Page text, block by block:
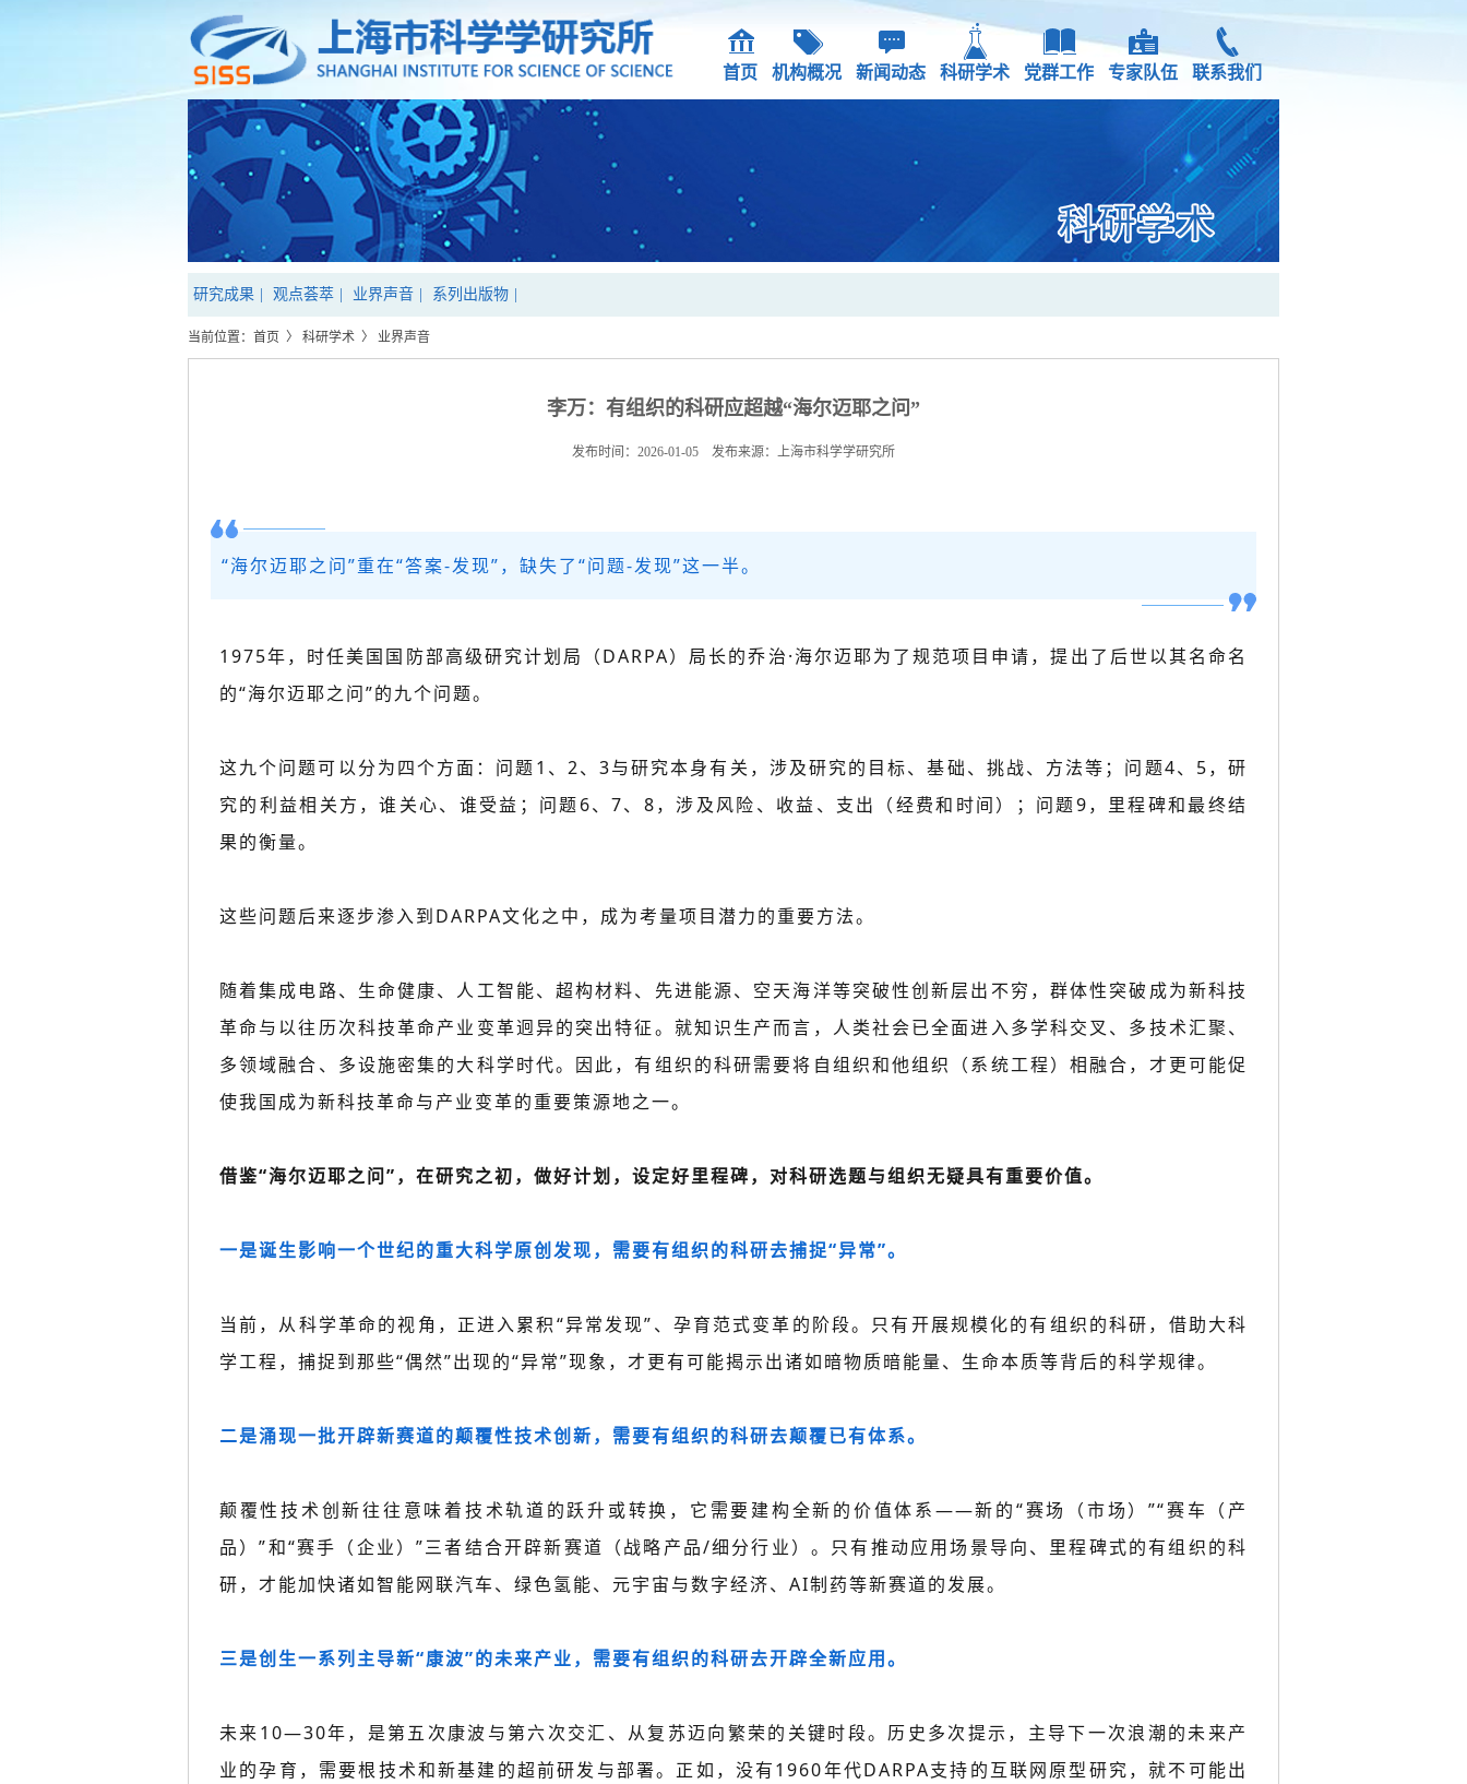
首页 机构概况 新闻动态 科研学术 党群工作 专家队伍 联系我们
研究成果 观点荟萃 业界声音 系列出版物
当前位置： 首页 〉 科研学术 〉 业界声音
李万：有组织的科研应超越“海尔迈耶之问”
发布时间：2026-01-05 发布来源：上海市科学学研究所
“海尔迈耶之问”重在“答案-发现”，缺失了“问题-发现”这一半。
1975年，时任美国国防部高级研究计划局（DARPA）局长的乔治·海尔迈耶为了规范项目申请，提出了后世以其名命名
的“海尔迈耶之问”的九个问题。
这九个问题可以分为四个方面：问题1、2、3与研究本身有关，涉及研究的目标、基础、挑战、方法等；问题4、5，研
究的利益相关方，谁关心、谁受益；问题6、7、8，涉及风险、收益、支出（经费和时间）；问题9，里程碑和最终结
果的衡量。
这些问题后来逐步渗入到DARPA文化之中，成为考量项目潜力的重要方法。
随着集成电路、生命健康、人工智能、超构材料、先进能源、空天海洋等突破性创新层出不穷，群体性突破成为新科技
革命与以往历次科技革命产业变革迥异的突出特征。就知识生产而言，人类社会已全面进入多学科交叉、多技术汇聚、
多领域融合、多设施密集的大科学时代。因此，有组织的科研需要将自组织和他组织（系统工程）相融合，才更可能促
使我国成为新科技革命与产业变革的重要策源地之一。
借鉴“海尔迈耶之问”，在研究之初，做好计划，设定好里程碑，对科研选题与组织无疑具有重要价值。
一是诞生影响一个世纪的重大科学原创发现，需要有组织的科研去捕捉“异常”。
当前，从科学革命的视角，正进入累积“异常发现”、孕育范式变革的阶段。只有开展规模化的有组织的科研，借助大科
学工程，捕捉到那些“偶然”出现的“异常”现象，才更有可能揭示出诸如暗物质暗能量、生命本质等背后的科学规律。
二是涌现一批开辟新赛道的颠覆性技术创新，需要有组织的科研去颠覆已有体系。
颠覆性技术创新往往意味着技术轨道的跃升或转换，它需要建构全新的价值体系——新的“赛场（市场）”“赛车（产
品）”和“赛手（企业）”三者结合开辟新赛道（战略产品/细分行业）。只有推动应用场景导向、里程碑式的有组织的科
研，才能加快诸如智能网联汽车、绿色氢能、元宇宙与数字经济、AI制药等新赛道的发展。
三是创生一系列主导新“康波”的未来产业，需要有组织的科研去开辟全新应用。
未来10—30年，是第五次康波与第六次交汇、从复苏迈向繁荣的关键时段。历史多次提示，主导下一次浪潮的未来产
业的孕育，需要根技术和新基建的超前研发与部署。正如，没有1960年代DARPA支持的互联网原型研究，就不可能出